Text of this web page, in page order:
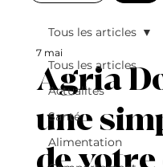
Tous les articles
Actualités
Santé
Alimentation
Tous les articles
Agria
une
7 mai